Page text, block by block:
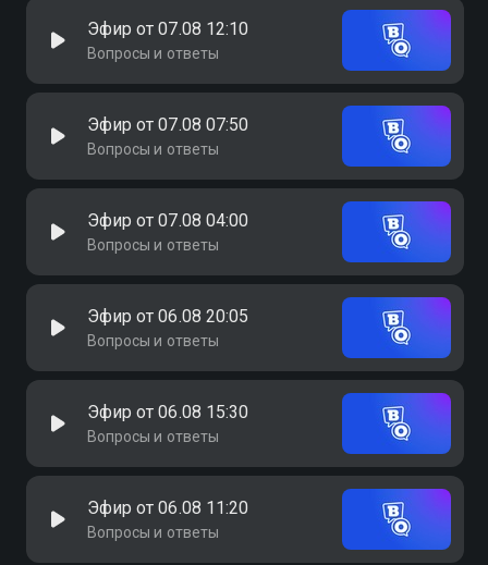
Эфир от 07.08 12:10
Вопросы и ответы
Эфир от 07.08 07:50
Вопросы и ответы
Эфир от 07.08 04:00
Вопросы и ответы
Эфир от 06.08 20:05
Вопросы и ответы
Эфир от 06.08 15:30
Вопросы и ответы
Эфир от 06.08 11:20
Вопросы и ответы